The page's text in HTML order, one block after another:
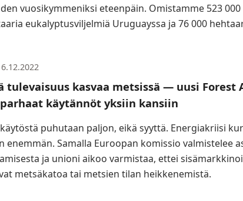
vuosikymmeniksi eteenpäin. Omistamme 523
eukalyptusviljelmiä Uruguayssa ja 76 000
tulevaisuus kasvaa metsissä — uusi
käytännöt yksiin kansiin
puhutaan paljon, eikä syyttä. Energiakriisi
enemmän. Samalla Euroopan komissio valmistelee
ja unioni aikoo varmistaa, ettei
metsäkatoa tai metsien tilan heikkenemistä.